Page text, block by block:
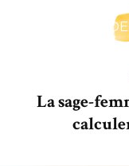
La sage-